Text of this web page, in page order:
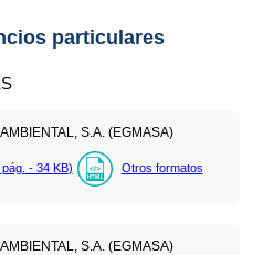
particulares
S.A. (EGMASA)
pág. - 34 KB) Otros formatos
S.A. (EGMASA)